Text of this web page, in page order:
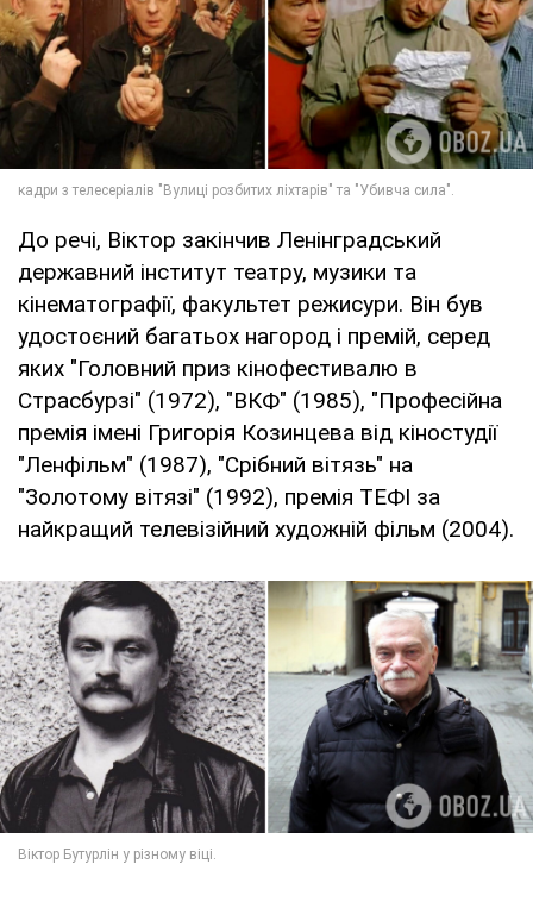
До речі, Віктор закінчив Ленінградський
державний інститут театру, музики та
кінематографії, факультет режисури. Він був
удостоєний багатьох нагород і премій, серед
яких "Головний приз кінофестивалю в
Страсбурзі" (1972), "ВКФ" (1985), "Професійна
премія імені Григорія Козинцева від кіностудії
"Ленфільм" (1987), "Срібний вітязь" на
"Золотому вітязі" (1992), премія ТЕФІ за
найкращий телевізійний художній фільм (2004).